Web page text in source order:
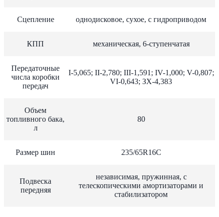
Сцепление однодисковое, сухое, с гидроприводом
КПП механическая, 6-ступенчатая
Передаточные
числа коробки
передач
I-5,065; II-2,780; III-1,591; IV-1,000; V-0,807;
VI-0,643; ЗХ-4,383
Объем
топливного бака,
л
80
Размер шин 235/65R16C
Подвеска
передняя
независимая, пружинная, с
телескопическими амортизаторами и
стабилизатором